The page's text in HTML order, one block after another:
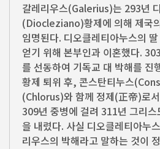
갈레리우스(Galerius)는 293년
(Diocleziano)황제에 의해 제국
임명된다. 디오클레티아누스의
얻기 위해 본부인과 이혼했다.
를 선동하여 기독교 대 박해를 진
황제 퇴위 후, 콘스탄티누스
(Chlorus)와 함께 정제(正帝)로
309년 중병에 걸려 311년 그리스
을 내렸다. 사실 디오클레티아누
리우스의 박해라고 말하는 것이